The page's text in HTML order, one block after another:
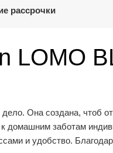
рассрочки
LOMO
Она создана, чтоб
домашним заботам
и удобство.